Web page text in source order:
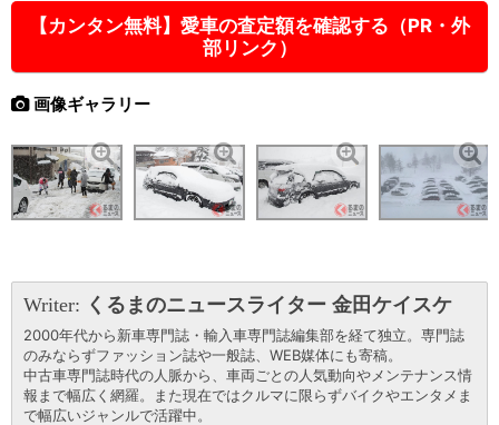
【カンタン無料】愛車の査定額を確認する（PR・外
部リンク）
画像ギャラリー
Writer: くるまのニュースライター 金田ケイスケ
2000年代から新車専門誌・輸入車専門誌編集部を経て独立。専門誌
のみならずファッション誌や一般誌、WEB媒体にも寄稿。
中古車専門誌時代の人脈から、車両ごとの人気動向やメンテナンス情
報まで幅広く網羅。また現在ではクルマに限らずバイクやエンタメま
で幅広いジャンルで活躍中。